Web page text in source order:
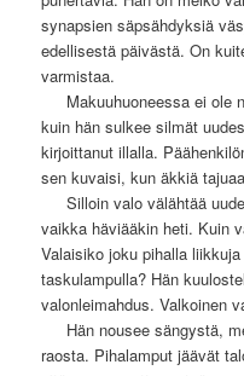
synapsien säpsähdyksiä
edellisestä päivästä. On
varmistaa.
Makuuhuoneessa ei ole
kuin hän sulkee silmät
kirjoittanut illalla.
sen kuvaisi, kun äkkiä
Silloin valo välähtää
vaikka häviääkin heti. Kuin
Valaisiko joku pihalla
taskulampulla? Hän
valonleimahdus. Valkoinen
Hän nousee sängystä,
raosta. Pihalamput jäävät